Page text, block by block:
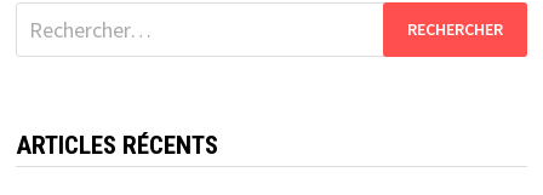
Rechercher :
ARTICLES RÉCENTS